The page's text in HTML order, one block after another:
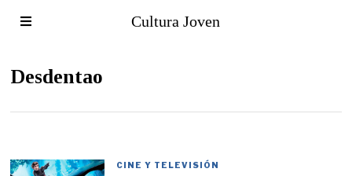
Cultura Joven
Desdentao
CINE Y TELEVISIÓN